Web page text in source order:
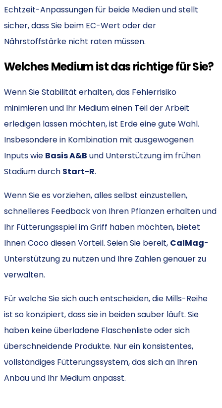
Echtzeit-Anpassungen für beide Medien und stellt
sicher, dass Sie beim EC-Wert oder der
Nährstoffstärke nicht raten müssen.
Welches Medium ist das richtige für Sie?
Wenn Sie Stabilität erhalten, das Fehlerrisiko
minimieren und Ihr Medium einen Teil der Arbeit
erledigen lassen möchten, ist Erde eine gute Wahl.
Insbesondere in Kombination mit ausgewogenen
Inputs wie Basis A&B und Unterstützung im frühen
Stadium durch Start-R.
Wenn Sie es vorziehen, alles selbst einzustellen,
schnelleres Feedback von Ihren Pflanzen erhalten und
Ihr Fütterungsspiel im Griff haben möchten, bietet
Ihnen Coco diesen Vorteil. Seien Sie bereit, CalMag-
Unterstützung zu nutzen und Ihre Zahlen genauer zu
verwalten.
Für welche Sie sich auch entscheiden, die Mills-Reihe
ist so konzipiert, dass sie in beiden sauber läuft. Sie
haben keine überladene Flaschenliste oder sich
überschneidende Produkte. Nur ein konsistentes,
vollständiges Fütterungssystem, das sich an Ihren
Anbau und Ihr Medium anpasst.